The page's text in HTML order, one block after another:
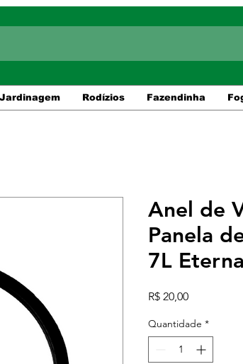
Jardinagem Rodízios Fazendinha
Anel de
Panela
7L
R$ 20,00Preço
Quantidade *